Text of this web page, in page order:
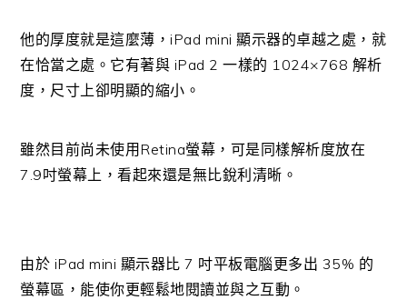
他的厚度就是這麼薄，iPad mini 顯示器的卓越之處，就
在恰當之處。它有著與 iPad 2 一樣的 1024×768 解析
度，尺寸上卻明顯的縮小。
雖然目前尚未使用Retina螢幕，可是同樣解析度放在
7.9吋螢幕上，看起來還是無比銳利清晰。
由於 iPad mini 顯示器比 7 吋平板電腦更多出 35% 的
螢幕區，能使你更輕鬆地閱讀並與之互動。